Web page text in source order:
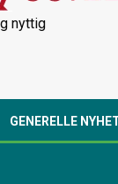
nyttig
GENERELLE